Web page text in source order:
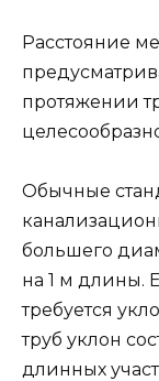
Расстояние
протяжении
Обычные
большего
на 1 м длины.
требуется
труб уклон
длинных